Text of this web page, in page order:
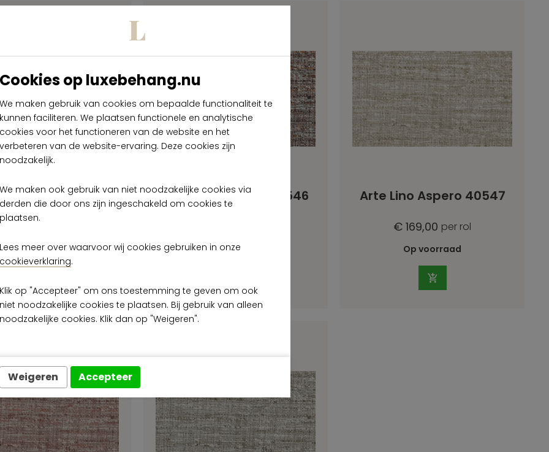
Cookies op luxebehang.nu
We maken gebruik van cookies om bepaalde functionaliteit te
kunnen faciliteren. We plaatsen functionele en analytische
cookies voor het functioneren van de website en het
verbeteren van de website-ervaring. Deze cookies zijn
noodzakelijk.
We maken ook gebruik van niet noodzakelijke cookies via
derden die door ons zijn ingeschakeld om cookies te
plaatsen.
Lees meer over waarvoor wij cookies gebruiken in onze
cookieverklaring.
Klik op "Accepteer" om ons toestemming te geven om ook
niet noodzakelijke cookies te plaatsen. Bij gebruik van alleen
noodzakelijke cookies. Klik dan op "Weigeren".
Weigeren Accepteer
Aspero 40545
€ 169,00
Op voorraad
Arte Lino Aspero 40546
Op voorraad
Arte Lino Aspero 40547
€ 169,00 per rol
Op voorraad